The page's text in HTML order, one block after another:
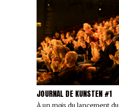
JOURNAL DE KUNSTEN #1
À un mois du lancement du